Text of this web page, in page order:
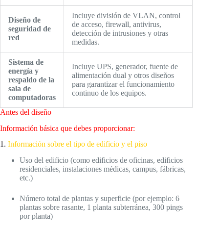
Diseño de
seguridad de
red
Incluye división de VLAN, control
de acceso, firewall, antivirus,
detección de intrusiones y otras
medidas.
Sistema de
energía y
respaldo de la
sala de
computadoras
Incluye UPS, generador, fuente de
alimentación dual y otros diseños
para garantizar el funcionamiento
continuo de los equipos.
Antes del diseño
Información básica que debes proporcionar:
1. Información sobre el tipo de edificio y el piso
Uso del edificio (como edificios de oficinas, edificios
residenciales, instalaciones médicas, campus, fábricas,
etc.)
Número total de plantas y superficie (por ejemplo: 6
plantas sobre rasante, 1 planta subterránea, 300 pings
por planta)